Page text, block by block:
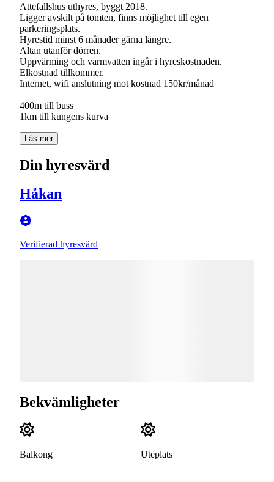
Attefallshus uthyres, byggt 2018.
Ligger avskilt på tomten, finns möjlighet till egen
parkeringsplats.
Hyrestid minst 6 månader gärna längre.
Altan utanför dörren.
Uppvärming och varmvatten ingår i hyreskostnaden.
Elkostnad tillkommer.
Internet, wifi anslutning mot kostnad 150kr/månad
400m till buss
1km till kungens kurva
Läs mer
Din hyresvärd
Håkan
Verifierad hyresvärd
Bekvämligheter
Balkong Uteplats